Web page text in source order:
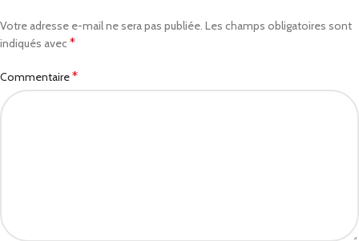
Votre adresse e-mail ne sera pas publiée. Les champs obligatoires sont
indiqués avec *
Commentaire*